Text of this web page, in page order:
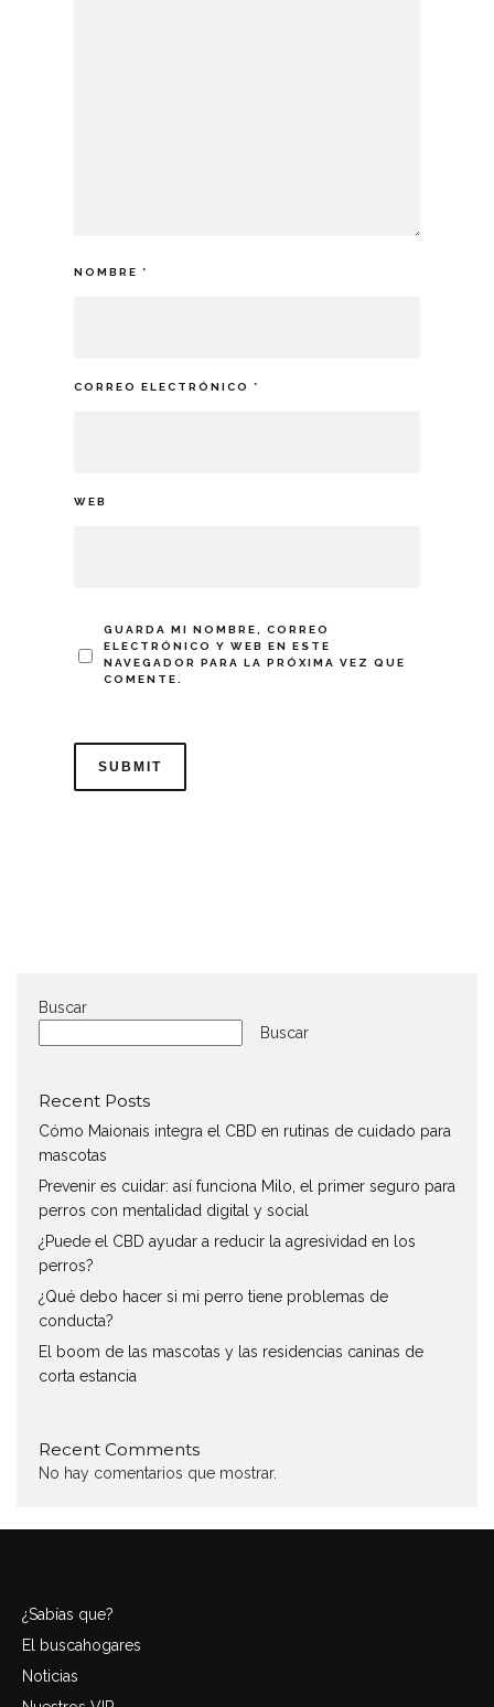
NOMBRE *
CORREO ELECTRÓNICO *
WEB
GUARDA MI NOMBRE, CORREO
ELECTRÓNICO Y WEB EN ESTE
NAVEGADOR PARA LA PRÓXIMA VEZ QUE
COMENTE.
Buscar
Buscar
Recent Posts
Cómo Maionais integra el CBD en rutinas de cuidado para
mascotas
Prevenir es cuidar: así funciona Milo, el primer seguro para
perros con mentalidad digital y social
¿Puede el CBD ayudar a reducir la agresividad en los
perros?
¿Qué debo hacer si mi perro tiene problemas de
conducta?
El boom de las mascotas y las residencias caninas de
corta estancia
Recent Comments
No hay comentarios que mostrar.
¿Sabías que?
El buscahogares
Noticias